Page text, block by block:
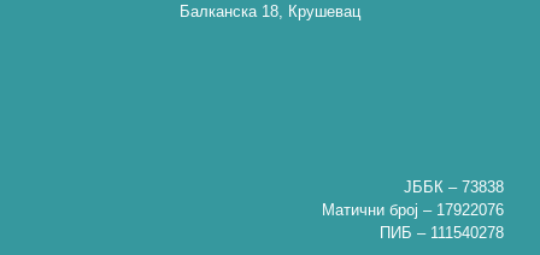
Балканска 18, Крушевац
ЈББК – 73838
Матични број – 17922076
ПИБ – 111540278